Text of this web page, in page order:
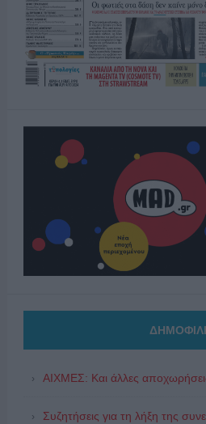
ΑΙΧΜΕΣ: Και άλλες
Συζητήσεις για τη λήξη της